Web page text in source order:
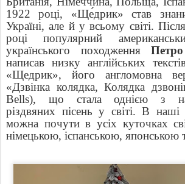
1922 році, «Ще́дрик» став
Україні, але й у всьому світі.
році популярний
українського походження
написав низку англійських
«Щедрик», його англомовна
«Дзвінка колядка, Колядка
Bells), що стала однією з
різдвяних пісень у світі. В
можна почути в усіх куточках
німецькою, іспанською, японською